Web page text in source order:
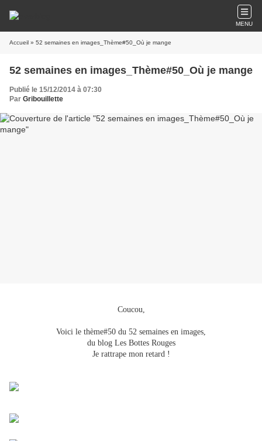
MENU
Accueil » 52 semaines en images_Thème#50_Où je mange
52 semaines en images_Thème#50_Où je mange
Publié le 15/12/2014 à 07:30
Par Gribouillette
Coucou,
Voici le thème#50 du 52 semaines en images,
du blog Les Bottes Rouges
Je rattrape mon retard !